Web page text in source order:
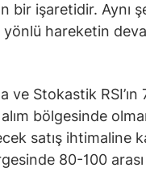
bir işaretidir. Aynı
yönlü hareketin
Stokastik RSI’ın
bölgesinde
satış ihtimaline
80-100 arası